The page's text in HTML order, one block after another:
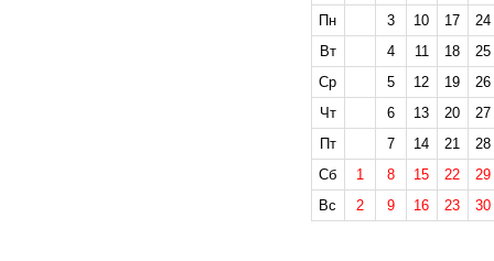
Пн
3 10 17
24
Вт
4 11 18
25
Ср
5 12 19
26
Чт
6 13 20
27
Пт
7 14 21
28
Сб
1 8 15 22
29
Вс
2 9 16 23 30